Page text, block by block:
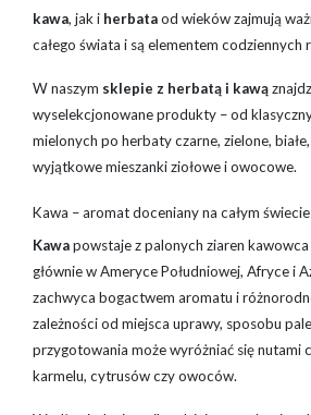
kawa, jak i herbataod wieków zajmują
całego świata i są elementem codziennych
W naszym sklepie z herbatą i kawą
wyselekcjonowane produkty – od
mielonych po herbaty czarne, zielone,
wyjątkowe mieszanki ziołowe i owocowe.
Kawa – aromat doceniany na całym świecie
Kawapowstaje z palonych ziaren kawowca
głównie w Ameryce Południowej, Afryce i
zachwyca bogactwem aromatu i
zależności od miejsca uprawy, sposobu
przygotowania może wyróżniać się nutami
karmelu, cytrusów czy owoców.